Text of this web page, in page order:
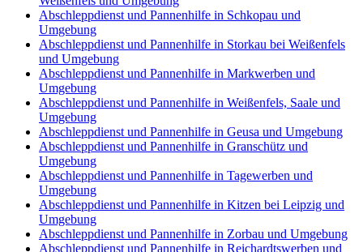
Abschleppdienst und Pannenhilfe in Schkopau und
Umgebung
Abschleppdienst und Pannenhilfe in Storkau bei Weißenfels
und Umgebung
Abschleppdienst und Pannenhilfe in Markwerben und
Umgebung
Abschleppdienst und Pannenhilfe in Weißenfels, Saale und
Umgebung
Abschleppdienst und Pannenhilfe in Geusa und Umgebung
Abschleppdienst und Pannenhilfe in Granschütz und
Umgebung
Abschleppdienst und Pannenhilfe in Tagewerben und
Umgebung
Abschleppdienst und Pannenhilfe in Kitzen bei Leipzig und
Umgebung
Abschleppdienst und Pannenhilfe in Zorbau und Umgebung
Abschleppdienst und Pannenhilfe in Reichardtswerben und